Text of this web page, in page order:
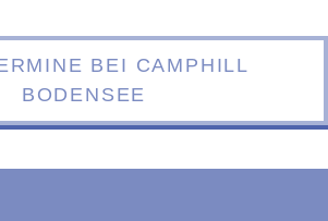
BEI CAMPHILL
BODENSEE